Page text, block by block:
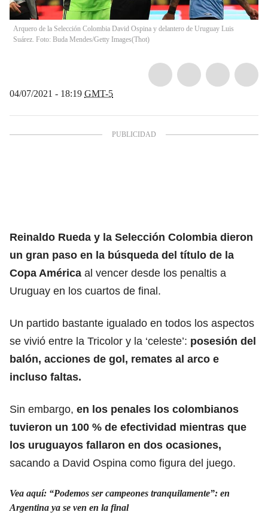
Arquero de la Selección Colombia David Ospina y delantero de Uruguay Luis
Suárez. Foto: Buda Mendes/Getty Images(Thot)
04/07/2021 - 18:19 GMT-5
Reinaldo Rueda y la Selección Colombia dieron
un gran paso en la búsqueda del título de la
Copa América al vencer desde los penaltis a
Uruguay en los cuartos de final.
Un partido bastante igualado en todos los aspectos
se vivió entre la Tricolor y la ‘celeste’: posesión del
balón, acciones de gol, remates al arco e
incluso faltas.
Sin embargo, en los penales los colombianos
tuvieron un 100 % de efectividad mientras que
los uruguayos fallaron en dos ocasiones,
sacando a David Ospina como figura del juego.
Vea aquí: “Podemos ser campeones tranquilamente”: en
Argentina ya se ven en la final